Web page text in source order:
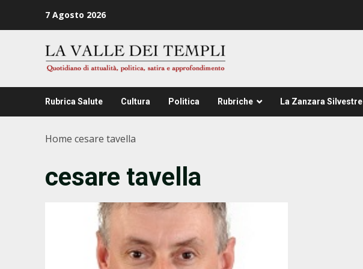
7 Agosto 2026
Rubrica Salute Cultura Politica Rubriche La Zanzara Silvestre
Home cesare tavella
cesare tavella